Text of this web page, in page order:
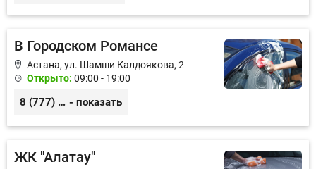
В Городском Романсе
Астана, ул. Шамши Калдоякова, 2
Открыто: 09:00 - 19:00
8 (777) 880-22-88 - показать
ЖК "Алатау"